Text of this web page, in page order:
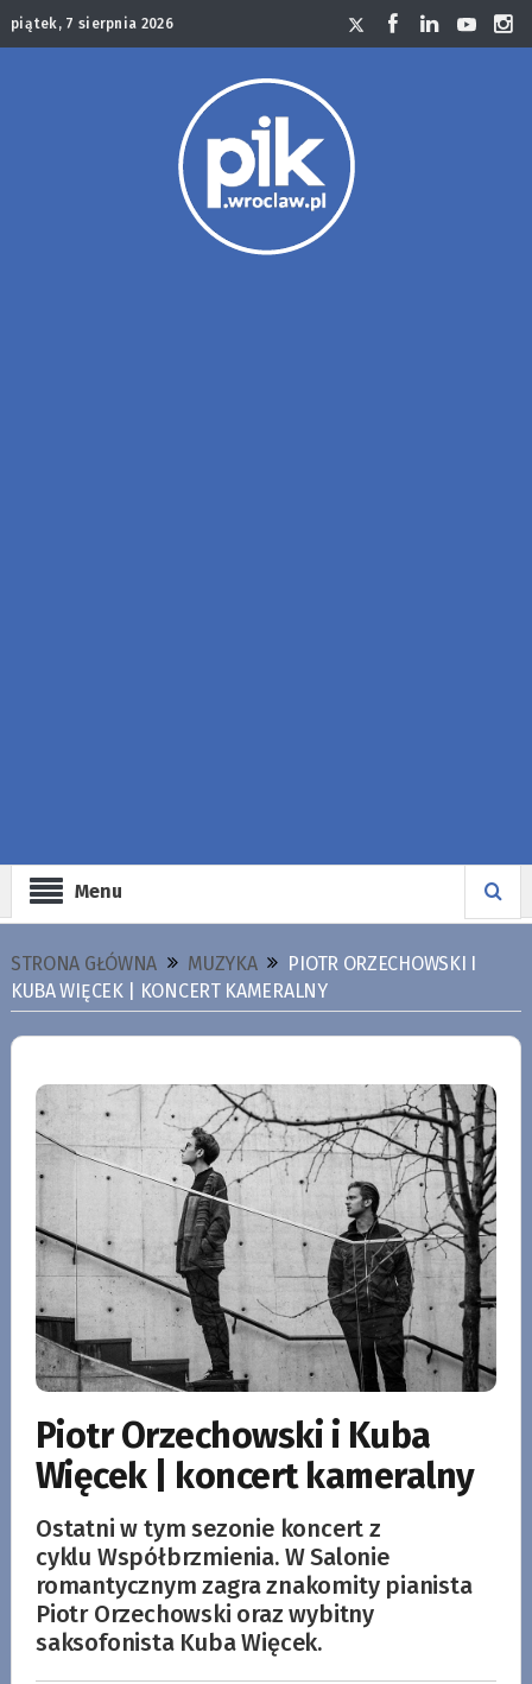
piątek, 7 sierpnia 2026
Menu
STRONA GŁÓWNA MUZYKA
PIOTR ORZECHOWSKI I
KUBA WIĘCEK | KONCERT KAMERALNY
Piotr Orzechowski i Kuba
Więcek | koncert kameralny
Ostatni w tym sezonie koncert z
cyklu Współbrzmienia. W Salonie
romantycznym zagra znakomity pianista
Piotr Orzechowski oraz wybitny
saksofonista Kuba Więcek.